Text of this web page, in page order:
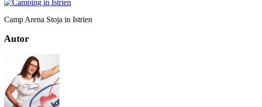
Camp Arena Stoja in Istrien
Autor